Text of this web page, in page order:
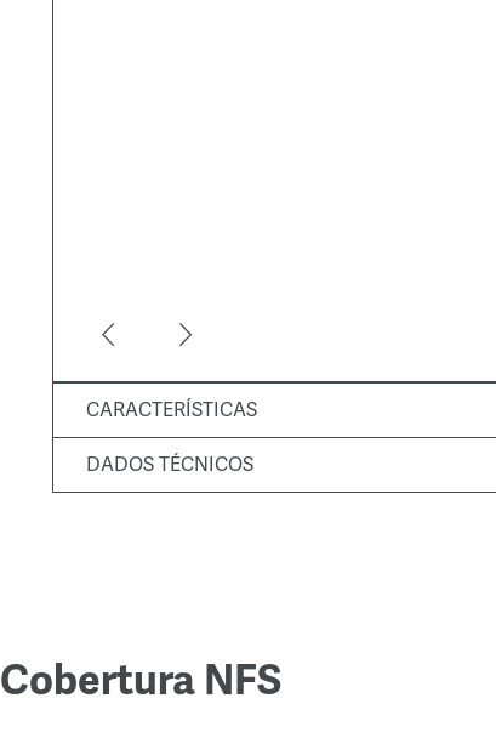
CARACTERÍSTICAS
DADOS TÉCNICOS
Cobertura NFS